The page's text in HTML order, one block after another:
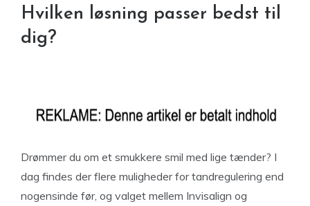
Hvilken løsning passer bedst til
dig?
Drømmer du om et smukkere smil med lige tænder? I
dag findes der flere muligheder for tandregulering end
nogensinde før, og valget mellem Invisalign og